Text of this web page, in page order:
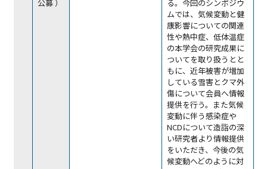
公募 ）
る。今回のシンポジウ
ムでは、気候変動と健
康影響についての関連
性や熱中症、低体温症
の本学会の研究成果に
ついてを取り扱うとと
もに、近年被害が増加
している雪害とクマ外
傷について会員へ情報
提供を行う。また気候
変動に伴う感染症や
NCDについて造詣の深
い研究者より情報提供
をいただき、今後の気
候変動へどのように対